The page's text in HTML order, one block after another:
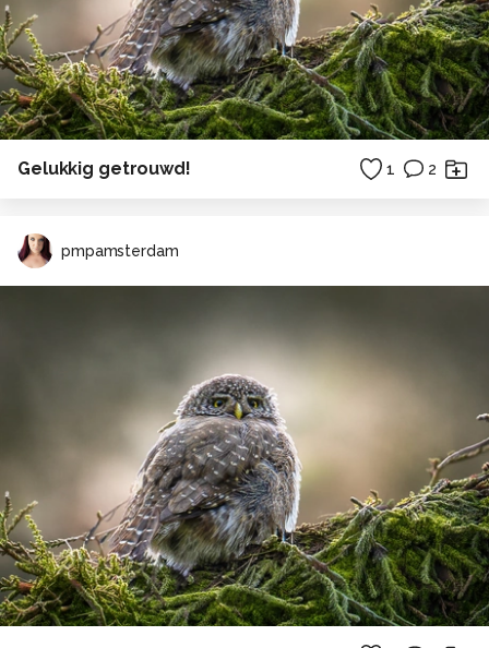
Gelukkig getrouwd! 1 2
pmpamsterdam